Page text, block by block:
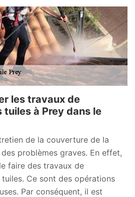
les travaux de
à Prey dans le
de la couverture de la
problèmes graves. En effet,
faire des travaux de
Ce sont des opérations
Par conséquent, il est